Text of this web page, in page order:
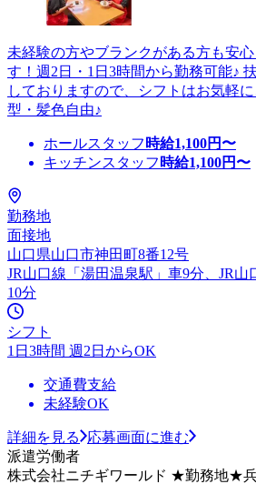
未経験の方やブランクがある方も安
す！週2日・1日3時間から勤務可能♪
しておりますので、シフトはお気軽
型・髪色自由♪
ホールスタッフ 時給1,100円〜
キッチンスタッフ 時給1,100円〜
勤務地
面接地
山口県山口市神田町8番12号
JR山口線「湯田温泉駅」車9分、JR
10分
シフト
1日3時間 週2日からOK
交通費支給
未経験OK
詳細を見る
応募画面に進む
派遣労働者
株式会社ニチギワールド ★勤務地★